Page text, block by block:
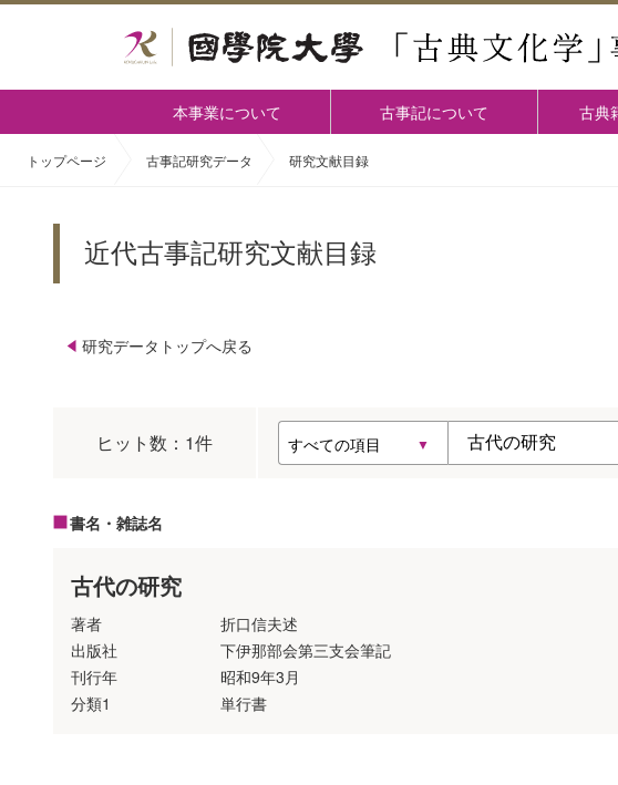
本事業について 古事記について 古典
トップページ 古事記研究データ 研究文献目録
近代古事記研究文献目録
研究データトップへ戻る
ヒット数： 1件
書名・雑誌名
古代の研究
著者
折口信夫述
出版社
下伊那部会第三支会筆記
刊行年
昭和9年3月
分類1
単行書